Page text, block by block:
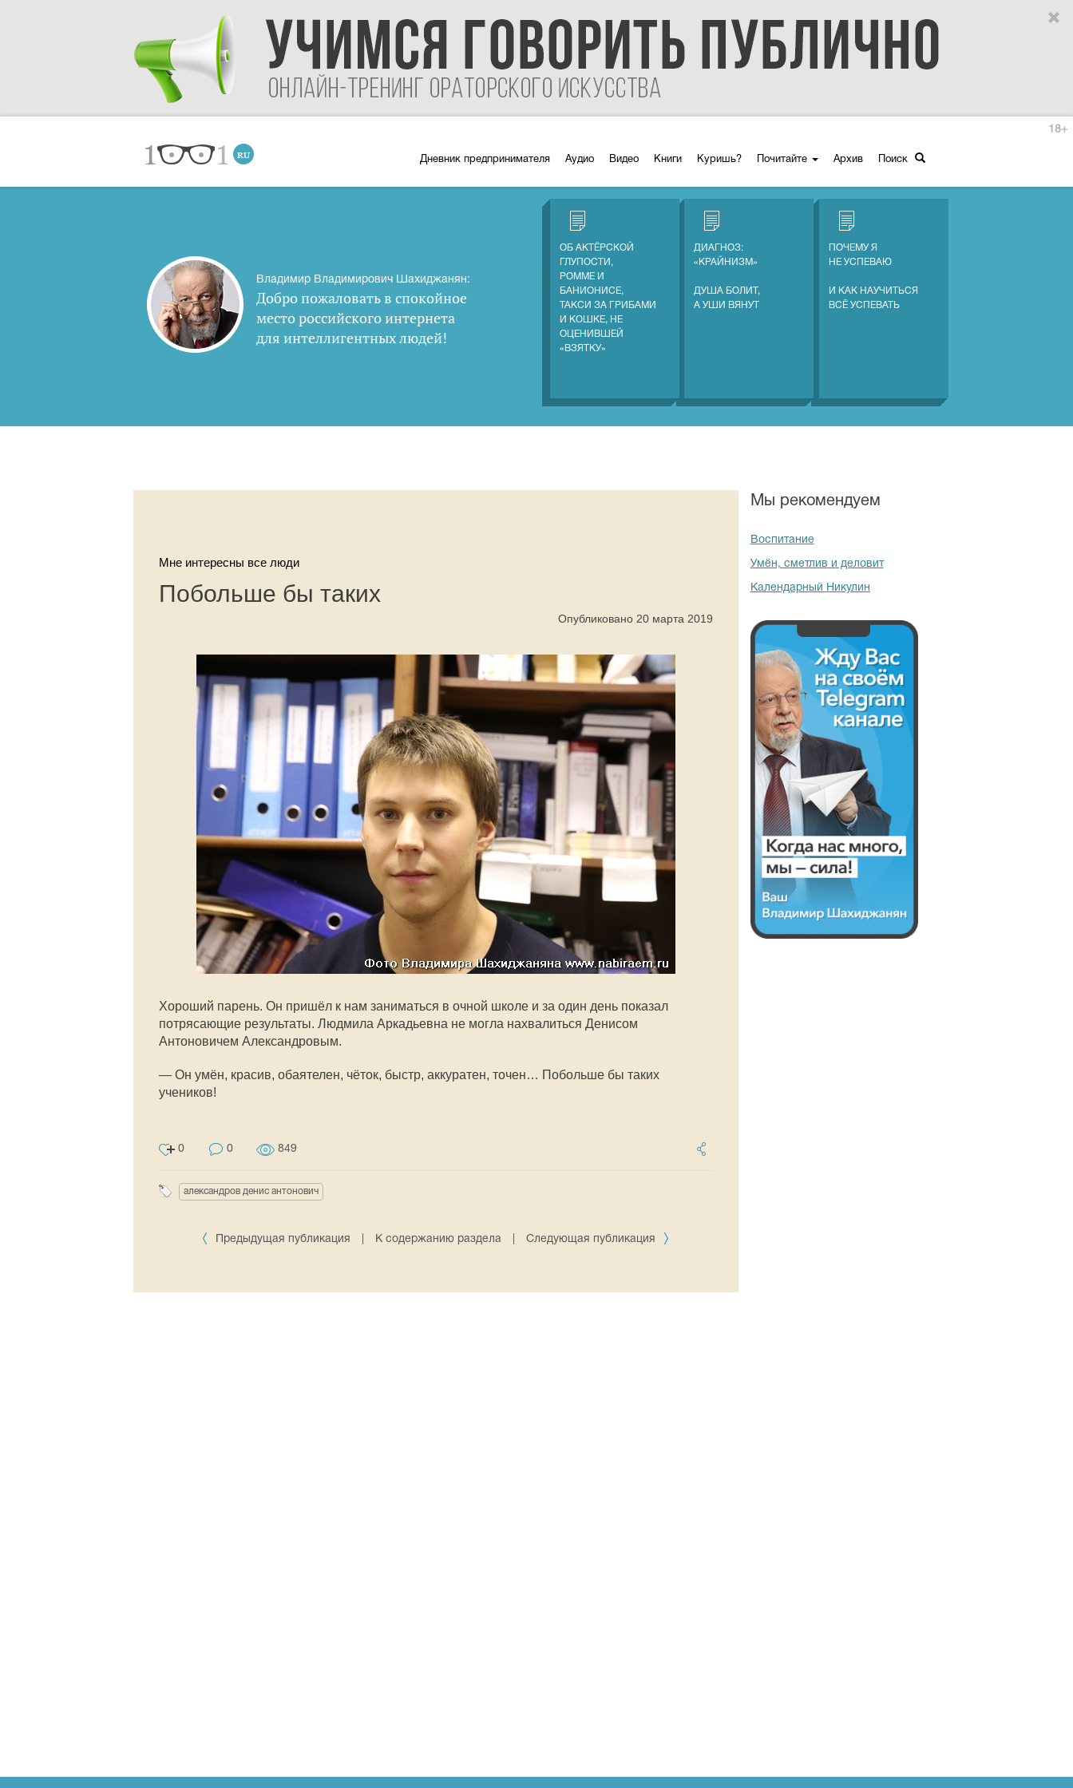
Дневник предпринимателя Аудио Видео Книги Куришь? Почитайте Архив Поиск
18+
Владимир Владимирович Шахиджанян:
Добро пожаловать в спокойное
место российского интернета
для интеллигентных людей!
ОБ АКТЁРСКОЙ
ГЛУПОСТИ,
РОММЕ И
БАНИОНИСЕ,
ТАКСИ ЗА ГРИБАМИ
И КОШКЕ, НЕ
ОЦЕНИВШЕЙ
«ВЗЯТКУ»
ДИАГНОЗ:
«КРАЙНИЗМ»
ДУША БОЛИТ,
А УШИ ВЯНУТ
ПОЧЕМУ Я
НЕ УСПЕВАЮ
И КАК НАУЧИТЬСЯ
ВСЁ УСПЕВАТЬ
Мне интересны все люди
Побольше бы таких
Опубликовано 20 марта 2019
Хороший парень. Он пришёл к нам заниматься в очной школе и за один день показал
потрясающие результаты. Людмила Аркадьевна не могла нахвалиться Денисом
Антоновичем Александровым.
— Он умён, красив, обаятелен, чёток, быстр, аккуратен, точен… Побольше бы таких
учеников!
0 0 849
александров денис антонович
Предыдущая публикация К содержанию раздела Следующая публикация
Мы рекомендуем
Воспитание
Умён, сметлив и деловит
Календарный Никулин